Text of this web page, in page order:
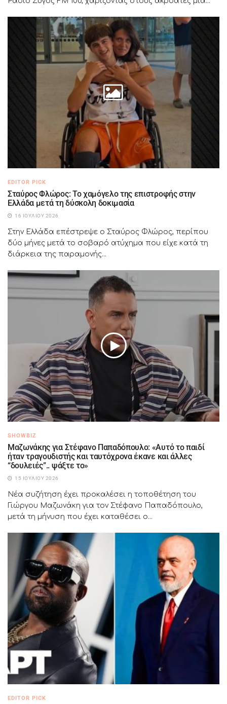
EDITOR PICK
Σταύρος Φλώρος: Το χαμόγελο της επιστροφής στην
Ελλάδα μετά τη δύσκολη δοκιμασία
16 ΙΟΥΛΊΟΥ 2026
Στην Ελλάδα επέστρεψε ο Σταύρος Φλώρος, περίπου
δύο μήνες μετά το σοβαρό ατύχημα που είχε κατά τη
διάρκεια της παραμονής...
SHOWBIZ
Μαζωνάκης για Στέφανο Παπαδόπουλο: «Αυτό το παιδί
ήταν τραγουδιστής και ταυτόχρονα έκανε και άλλες
“δουλειές”.. ψάξτε το»
15 ΙΟΥΛΊΟΥ 2026
Νέα συζήτηση έχει προκαλέσει η τοποθέτηση του
Γιώργου Μαζωνάκη για τον Στέφανο Παπαδόπουλο,
μετά τη μήνυση που έχει καταθέσει ο...
EDITOR PICK